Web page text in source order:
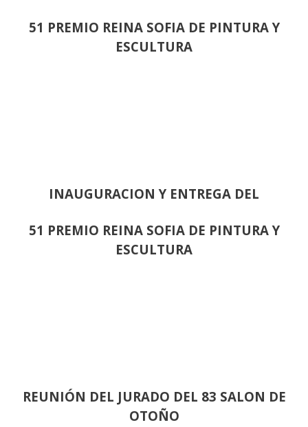
51 PREMIO REINA SOFIA DE PINTURA Y
ESCULTURA
INAUGURACION Y ENTREGA DEL
51 PREMIO REINA SOFIA DE PINTURA Y
ESCULTURA
REUNIÓN DEL JURADO DEL 83 SALON DE
OTOÑO